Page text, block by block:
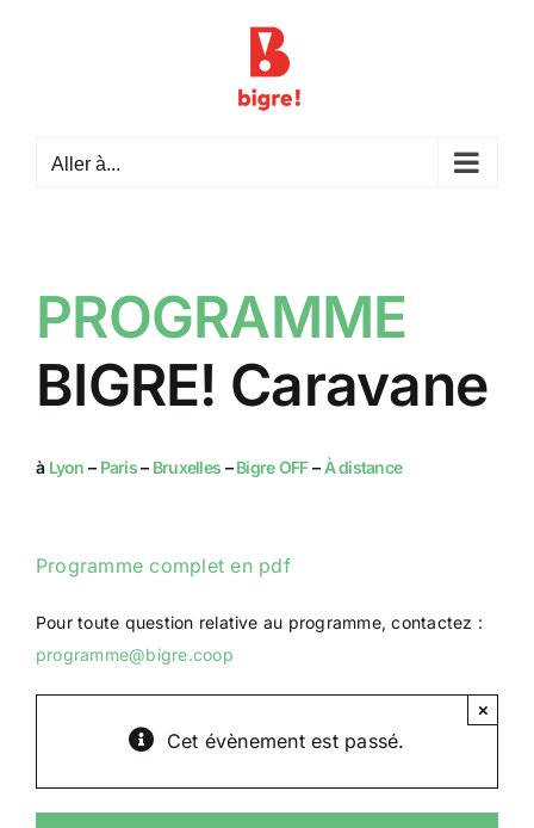
Aller à...
PROGRAMME
BIGRE! Caravane
à Lyon – Paris– Bruxelles –Bigre OFF– À distance
Programme complet en pdf
Pour toute question relative au programme, contactez :
programme@bigre.coop
Cet évènement est passé.
×